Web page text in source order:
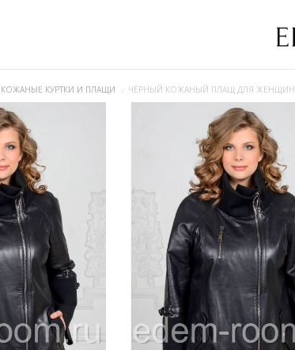
КОЖАНЫЕ КУРТКИ И ПЛАЩИ ЧЁРНЫЙ КОЖАНЫЙ ПЛАЩ ДЛЯ ЖЕНЩИН